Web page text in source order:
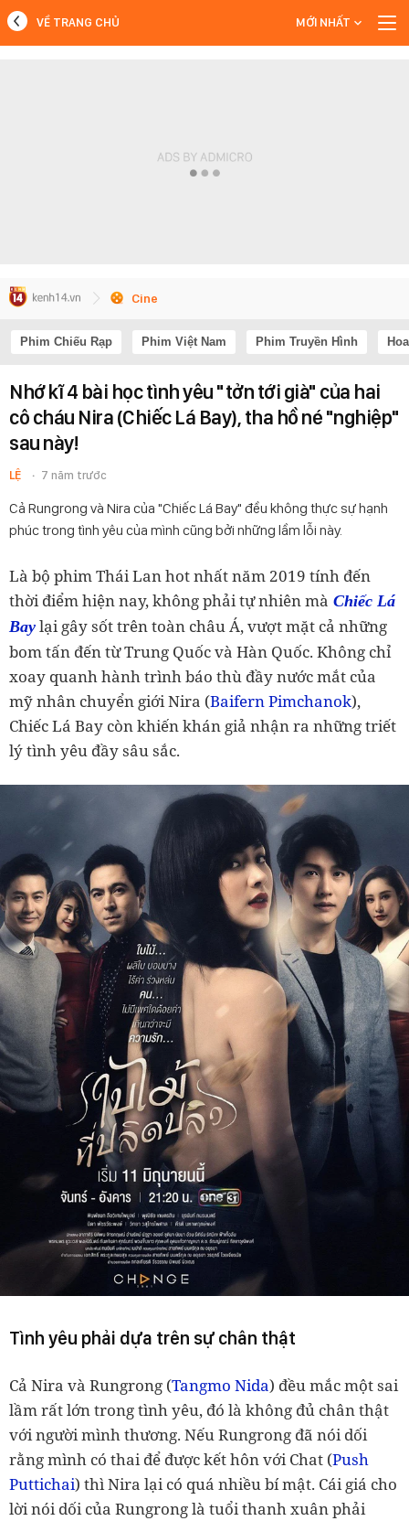
VỀ TRANG CHỦ MỚI NHẤT
Cine
Phim Chiếu Rạp Phim Việt Nam Phim Truyền Hình
Nhớ kĩ 4 bài học tình yêu "tởn tới già" của hai
cô cháu Nira (Chiếc Lá Bay), tha hồ né "nghiệp"
sau này!
LỆ 7 năm trước
Cả Rungrong và Nira của "Chiếc Lá Bay" đều không thực sự hạnh
phúc trong tình yêu của mình cũng bởi những lầm lỗi này.
Là bộ phim Thái Lan hot nhất năm 2019 tính đến
thời điểm hiện nay, không phải tự nhiên mà Chiếc Lá
Bay lại gây sốt trên toàn châu Á, vượt mặt cả những
bom tấn đến từ Trung Quốc và Hàn Quốc. Không chỉ
xoay quanh hành trình báo thù đầy nước mắt của
mỹ nhân chuyển giới Nira (Baifern Pimchanok),
Chiếc Lá Bay còn khiến khán giả nhận ra những triết
lý tình yêu đầy sâu sắc.
Tình yêu phải dựa trên sự chân thật
Cả Nira và Rungrong (Tangmo Nida) đều mắc một sai
lầm rất lớn trong tình yêu, đó là không đủ chân thật
với người mình thương. Nếu Rungrong đã nói dối
rằng mình có thai để được kết hôn với Chat (Push
Puttichai) thì Nira lại có quá nhiều bí mật. Cái giá cho
lời nói dối của Rungrong là tuổi thanh xuân phải